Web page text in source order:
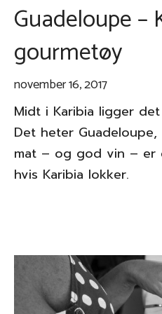
Guadeloupe –
gourmetøy
november 16, 2017
Midt i Karibia ligger
Det heter
mat – og god vin – er
hvis Karibia lokker.